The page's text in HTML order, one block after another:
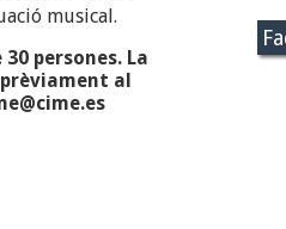
musical.
persones. La
al